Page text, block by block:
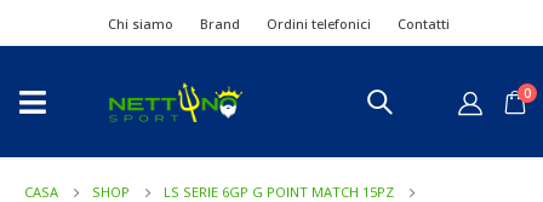
Chi siamo Brand Ordini telefonici Contatti
0
CASA SHOP
LS SERIE 6GP G POINT MATCH 15PZ